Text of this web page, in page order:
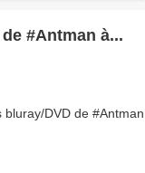
#Antman à...